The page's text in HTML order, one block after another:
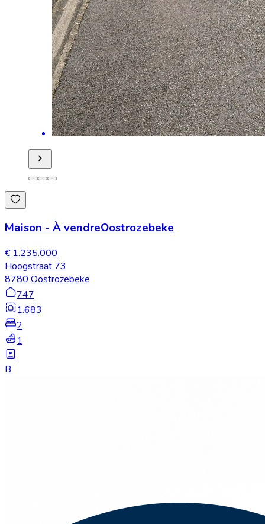
Maison - À vendreOostrozebeke
€ 1.235.000
Hoogstraat 73
8780 Oostrozebeke
747
1.683
2
1
B